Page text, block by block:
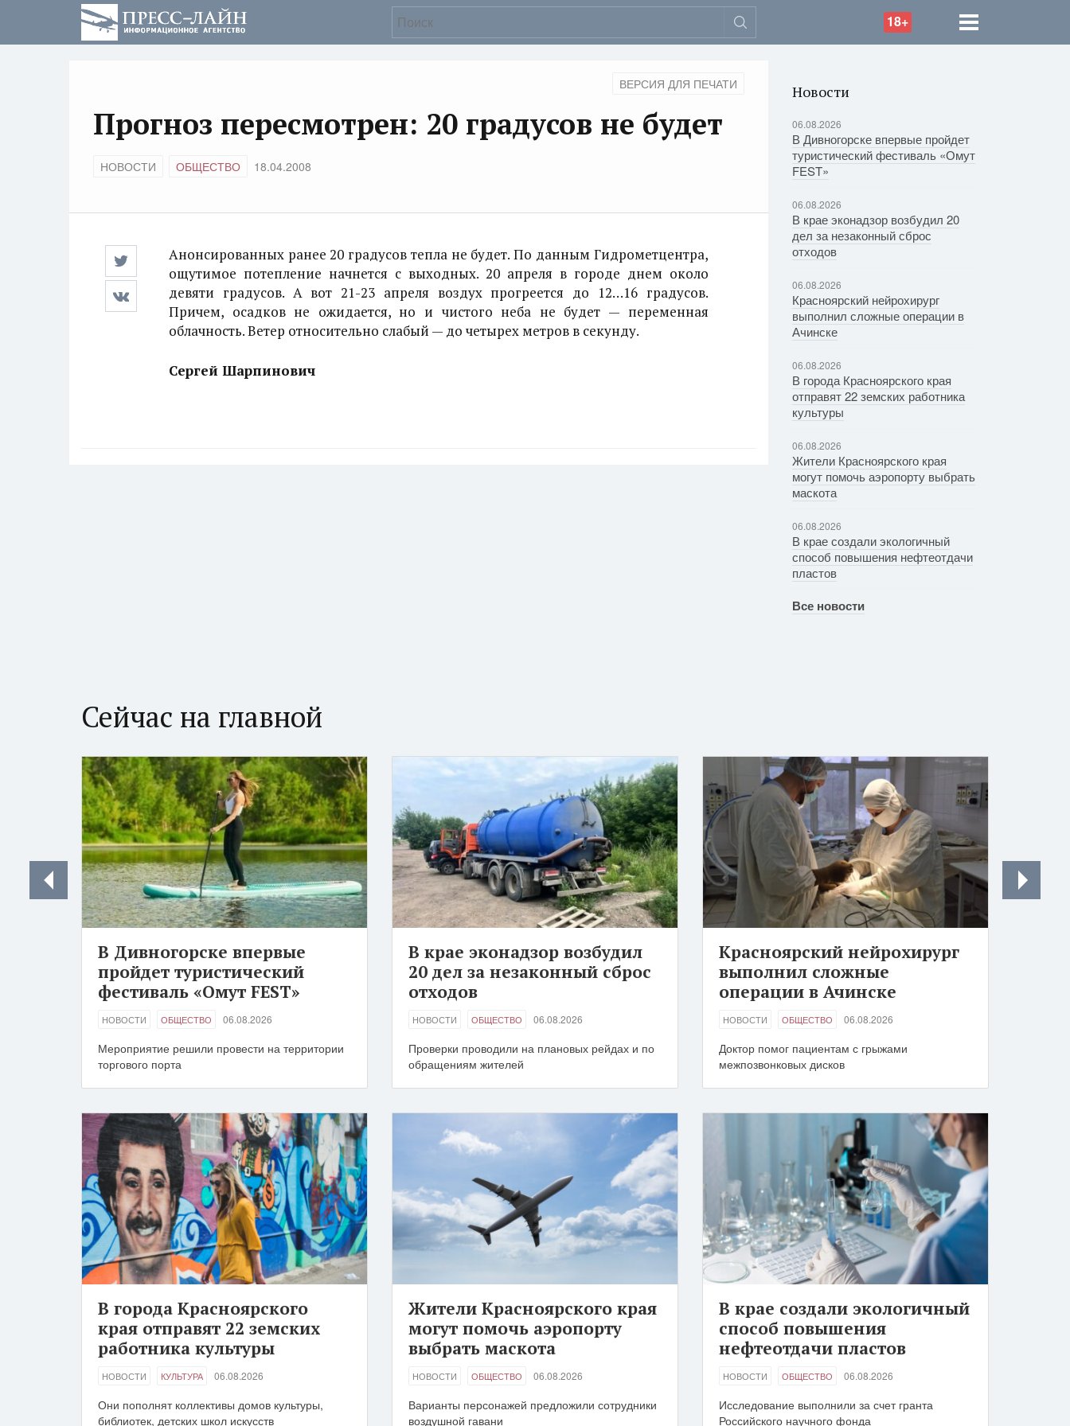
18+
ВЕРСИЯ ДЛЯ ПЕЧАТИ
Прогноз пересмотрен: 20 градусов не будет
НОВОСТИ ОБЩЕСТВО 18.04.2008
Анонсированных ранее 20 градусов тепла не будет. По данным Гидрометцентра,
ощутимое потепление начнется с выходных. 20 апреля в городе днем около
девяти градусов. А вот 21-23 апреля воздух прогреется до 12…16 градусов.
Причем, осадков не ожидается, но и чистого неба не будет — переменная
облачность. Ветер относительно слабый — до четырех метров в секунду.
Сергей Шарпинович
Новости
06.08.2026
В Дивногорске впервые пройдет
туристический фестиваль «Омут
FEST»
06.08.2026
В крае эконадзор возбудил 20
дел за незаконный сброс
отходов
06.08.2026
Красноярский нейрохирург
выполнил сложные операции в
Ачинске
06.08.2026
В города Красноярского края
отправят 22 земских работника
культуры
06.08.2026
Жители Красноярского края
могут помочь аэропорту выбрать
маскота
06.08.2026
В крае создали экологичный
способ повышения нефтеотдачи
пластов
Все новости
Сейчас на главной
В Дивногорске впервые
пройдет туристический
фестиваль «Омут FEST»
НОВОСТИ ОБЩЕСТВО 06.08.2026
Мероприятие решили провести на территории
торгового порта
В крае эконадзор возбудил
20 дел за незаконный сброс
отходов
НОВОСТИ ОБЩЕСТВО 06.08.2026
Проверки проводили на плановых рейдах и по
обращениям жителей
Красноярский нейрохирург
выполнил сложные
операции в Ачинске
НОВОСТИ ОБЩЕСТВО 06.08.2026
Доктор помог пациентам с грыжами
межпозвонковых дисков
В города Красноярского
края отправят 22 земских
работника культуры
НОВОСТИ КУЛЬТУРА 06.08.2026
Они пополнят коллективы домов культуры,
библиотек, детских школ искусств
Жители Красноярского края
могут помочь аэропорту
выбрать маскота
НОВОСТИ ОБЩЕСТВО 06.08.2026
Варианты персонажей предложили сотрудники
воздушной гавани
В крае создали экологичный
способ повышения
нефтеотдачи пластов
НОВОСТИ ОБЩЕСТВО 06.08.2026
Исследование выполнили за счет гранта
Российского научного фонда